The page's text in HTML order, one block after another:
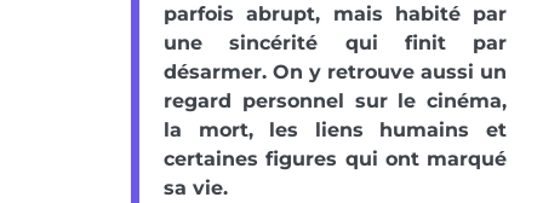
parfois abrupt, mais habité par
une sincérité qui finit par
désarmer. On y retrouve aussi un
regard personnel sur le cinéma,
la mort, les liens humains et
certaines figures qui ont marqué
sa vie.